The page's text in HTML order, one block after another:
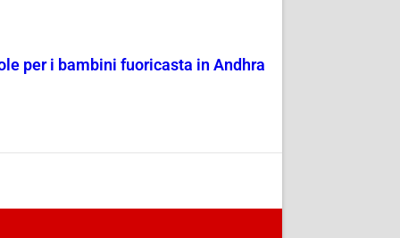
per i bambini fuoricasta in Andhra